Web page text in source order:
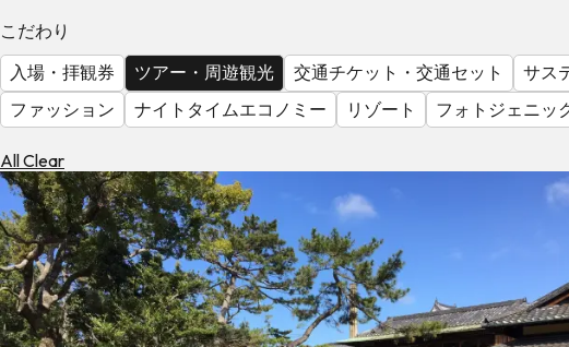
べ
る
天
気
を
見
こだわり
入場・拝観券
ツアー・周遊観光 交通チケット・交通セット サス
ファッション
ナイトタイムエコノミー リゾート フォトジェニッ
All Clear